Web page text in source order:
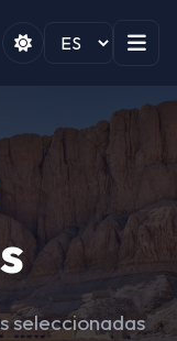
seleccionadas